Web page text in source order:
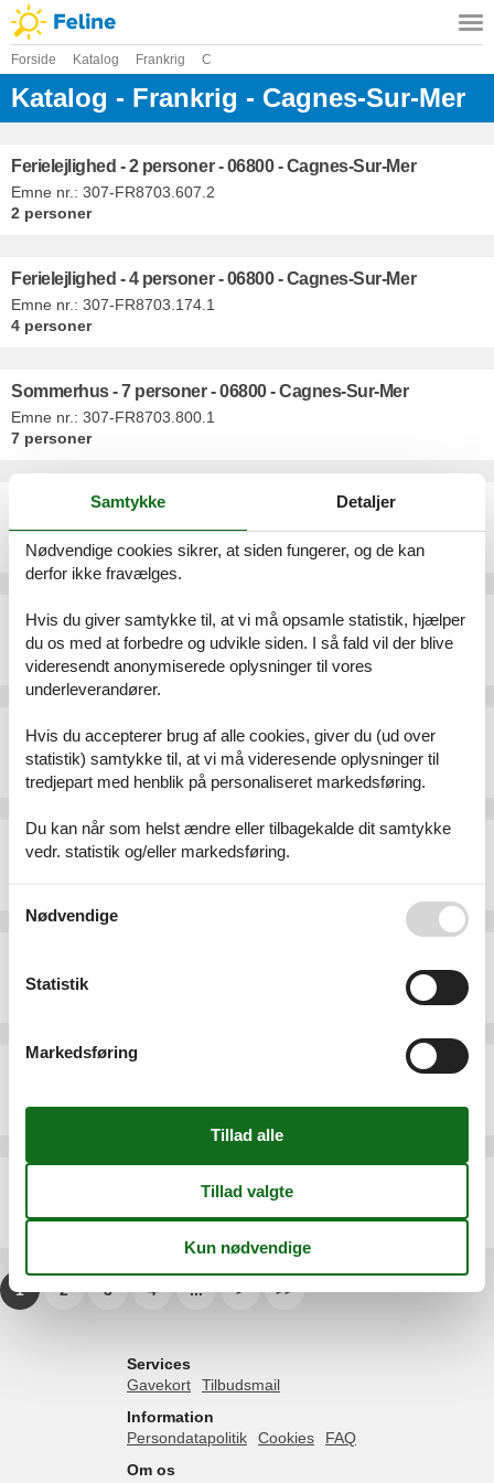
Forside Katalog Frankrig C
Katalog - Frankrig - Cagnes-Sur-Mer
Ferielejlighed - 2 personer - 06800 - Cagnes-Sur-Mer
Emne nr.: 307-FR8703.607.2
2 personer
Ferielejlighed - 4 personer - 06800 - Cagnes-Sur-Mer
Emne nr.: 307-FR8703.174.1
4 personer
Sommerhus - 7 personer - 06800 - Cagnes-Sur-Mer
Emne nr.: 307-FR8703.800.1
7 personer
Ferielejlighed - 2 personer - 06800 - Cagnes-Sur-Mer
Emne nr.:307-FR8703.602.1
2 personer
Ferielejlighed - 4 personer - 06800 - Cagnes-Sur-Mer
Emne nr.:307-FR8703.125.3
4 personer
Ferielejlighed - 4 personer - 06800 - Cagnes-Sur-Mer
Emne nr.:307-FR8703.173.5
4 personer
Ferielejlighed - 2 personer - 06800 - Cagnes-Sur-Mer
Emne nr.:307-FR8703.153.1
Ferielejlighed - 2 personer - 06800 - Cagnes-Sur-Mer
2 personer
4 personer
1 2 3 4 ... > >>
Services
Gavekort
Tilbudsmail
Information
Persondatapolitik
Cookies
FAQ
Om os
Samtykke Detaljer
Nødvendige cookies sikrer, at siden fungerer, og de kan
derfor ikke fravælges.
Hvis du giver samtykke til, at vi må opsamle statistik, hjælper
du os med at forbedre og udvikle siden. I så fald vil der blive
videresendt anonymiserede oplysninger til vores
underleverandører.
Hvis du accepterer brug af alle cookies, giver du (ud over
statistik) samtykke til, at vi må videresende oplysninger til
tredjepart med henblik på personaliseret markedsføring.
Du kan når som helst ændre eller tilbagekalde dit samtykke
vedr. statistik og/eller markedsføring.
Nødvendige
Statistik
Markedsføring